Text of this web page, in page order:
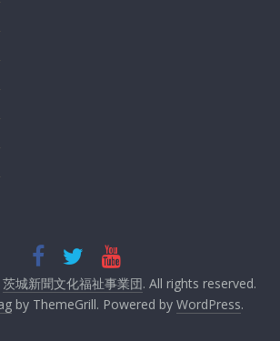
茨城新聞文化福祉事業団. All rights reserved.
by ThemeGrill. Powered by WordPress.